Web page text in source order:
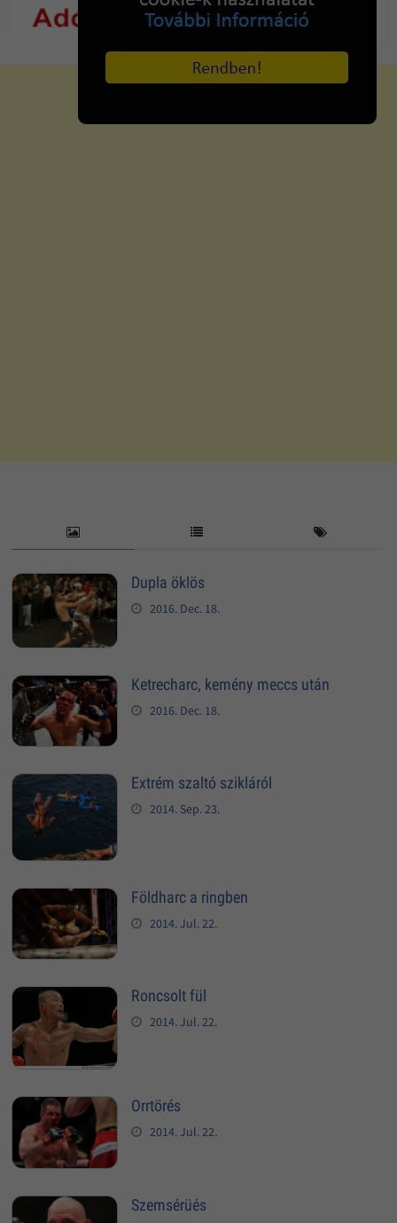
Dupla öklös
2016. Dec. 18.
Ketrecharc, kemény meccs után
2016. Dec. 18.
Extrém szaltó szikláról
2014. Sep. 23.
Földharc a ringben
2014. Jul. 22.
Roncsolt fül
2014. Jul. 22.
Orrtörés
2014. Jul. 22.
Szemsérüés